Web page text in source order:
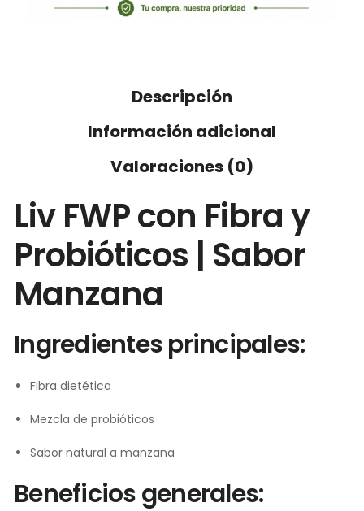
Descripción
Información adicional
Valoraciones (0)
Liv FWP con Fibra y
Probióticos | Sabor
Manzana
Ingredientes principales:
Fibra dietética
Mezcla de probióticos
Sabor natural a manzana
Beneficios generales: